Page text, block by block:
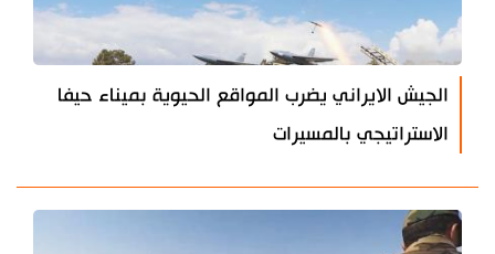
الجيش الايراني يضرب المواقع الحيوية بميناء حيفا
الاستراتيجي بالمسيرات